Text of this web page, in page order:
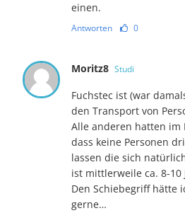
einen.
Antworten 0
Moritz8 Studi
Fuchstec ist (war
den Transport von
Alle anderen hatten im
dass keine Personen
lassen die sich
ist mittlerweile ca. 8-10
Den Schiebegriff hätte
gerne…